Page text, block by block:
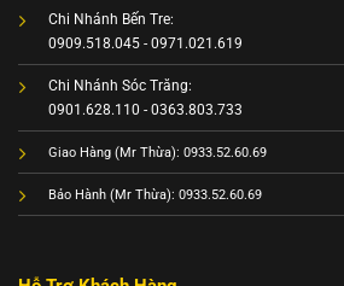
Chi Nhánh Bến Tre:
0909.518.045 - 0971.021.619
Chi Nhánh Sóc Trăng:
0901.628.110 - 0363.803.733
Giao Hàng (Mr Thừa): 0933.52.60.69
Bảo Hành (Mr Thừa): 0933.52.60.69